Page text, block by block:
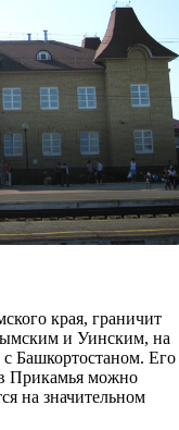
края, граничит
и Уинским, на
Башкортостаном. Его
Прикамья можно
на значительном